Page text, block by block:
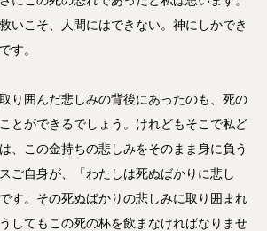
いこそ、人間にはできない。神にしかでき
す。
り囲んだ悲しみの背後にあったのも、死の
とができるでしょう。けれどもそこで私ど
、この金持ちの悲しみをそのまま身に負う
ご自身が、「わたしは死ぬばかりに悲し
す。その死ぬばかりの悲しみに取り囲まれ
してもこの死の杯を飲まなければなりませ